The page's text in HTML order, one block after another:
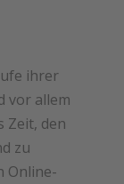
ihrer
vor allem
Zeit, den
zu
Online-